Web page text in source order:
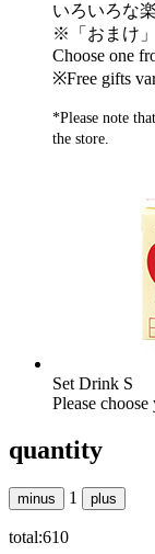
いろいろな
※「おまけ
Choose one
※Free gifts
*Please note
the store.
Set Drink S
Please
quantity
minus 1 plus
total:610